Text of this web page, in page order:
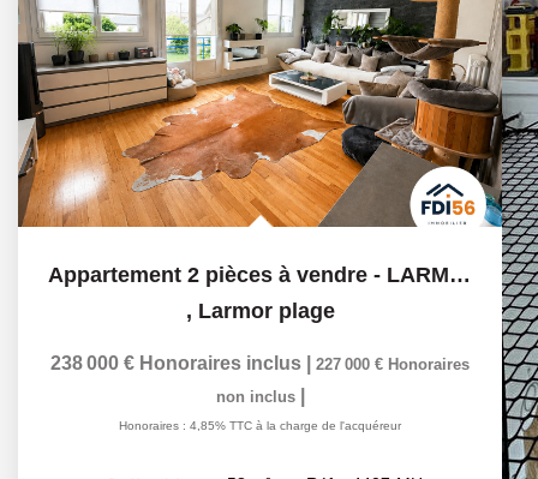
Appartement 2 pièces à vendre - LARMOR-PLAGE KERNEVEL
, Larmor plage
238 000 € Honoraires inclus 227 000 € Honoraires
non inclus
Honoraires : 4,85% TTC à la charge de l'acquéreur